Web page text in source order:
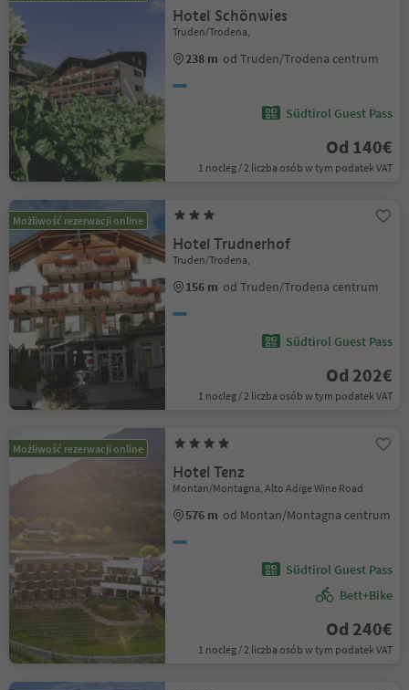
Hotel Schönwies
Truden/Trodena,
238 m od Truden/Trodena centrum
Südtirol Guest Pass
Od 140€
1 nocleg / 2 liczba osób w tym podatek VAT
Możliwość rezerwacji online
Hotel Trudnerhof
Truden/Trodena,
156 m od Truden/Trodena centrum
Südtirol Guest Pass
Od 202€
1 nocleg / 2 liczba osób w tym podatek VAT
Możliwość rezerwacji online
Hotel Tenz
Montan/Montagna, Alto Adige Wine Road
576 m od Montan/Montagna centrum
Südtirol Guest Pass
Bett+Bike
Od 240€
1 nocleg / 2 liczba osób w tym podatek VAT